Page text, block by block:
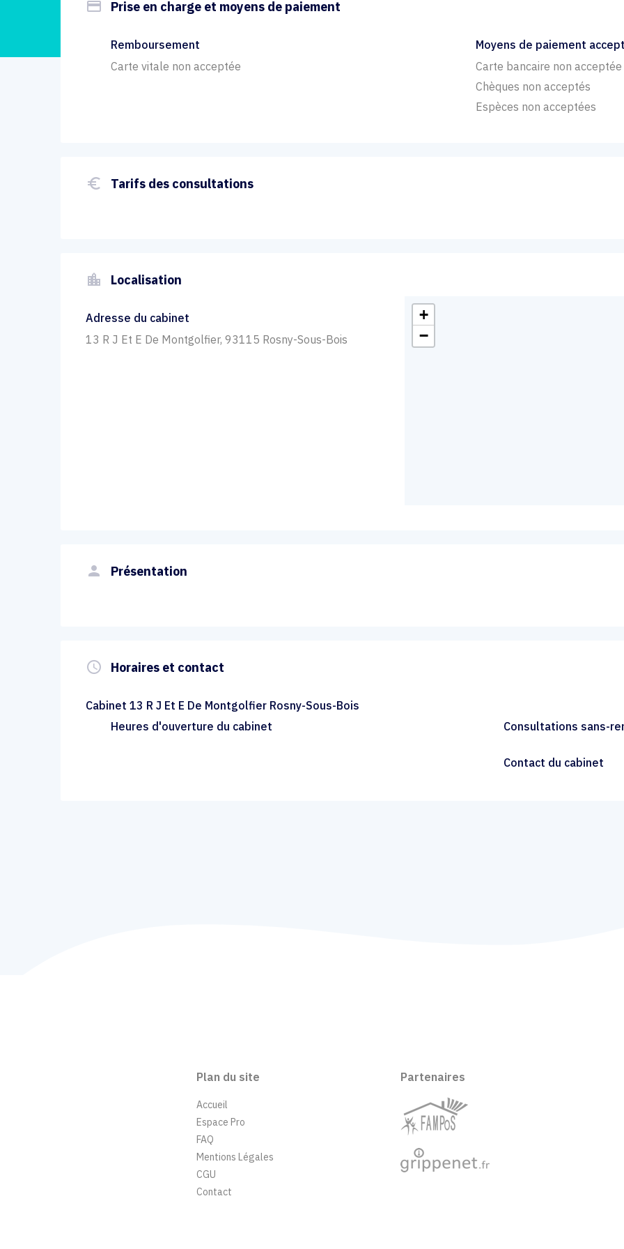
payment Prise en charge et moyens de paiement
Remboursement
Carte vitale non acceptée
Moyens de paiement
Carte bancaire non acceptée
Chèques non acceptés
Espèces non acceptées
euro_symbol Tarifs des consultations
location_city Localisation
Adresse du cabinet
13 R J Et E De Montgolfier, 93115 Rosny-Sous-Bois
+
−
person Présentation
query_builder Horaires et contact
Cabinet 13 R J Et E De Montgolfier Rosny-Sous-Bois
Heures d'ouverture du cabinet
Consultations sans-
Contact du cabinet
Plan du site
Accueil
Espace Pro
FAQ
Mentions Légales
CGU
Contact
Partenaires